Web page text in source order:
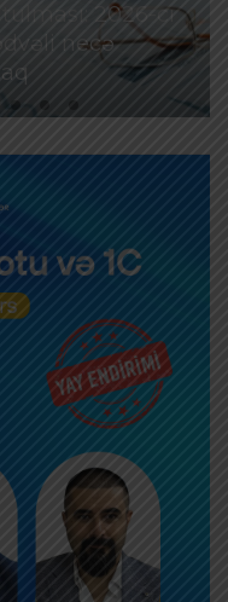
2026-cı
necə